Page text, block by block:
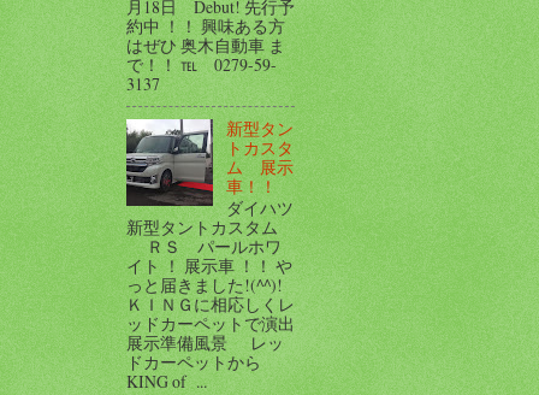
月18日 Debut! 先行予
約中 ！！ 興味ある方
はぜひ 奥木自動車 ま
で！！ ℡ 0279-59-
3137
新型タン
トカスタ
ム 展示
車！！
ダイハツ
新型タントカスタム
ＲＳ パールホワ
イト ！ 展示車 ！！ や
っと届きました!(^^)!
ＫＩＮＧに相応しくレ
ッドカーペットで演出
展示準備風景 レッ
ドカーペットから
KING of ...